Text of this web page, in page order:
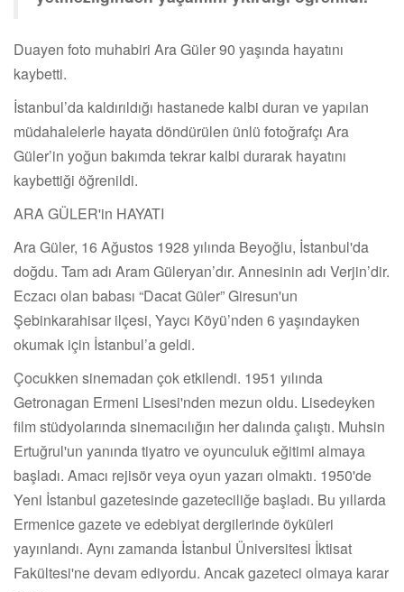
Duayen foto muhabiri Ara Güler 90 yaşında hayatını
kaybetti.
İstanbul’da kaldırıldığı hastanede kalbi duran ve yapılan
müdahalelerle hayata döndürülen ünlü fotoğrafçı Ara
Güler’in yoğun bakımda tekrar kalbi durarak hayatını
kaybettiği öğrenildi.
ARA GÜLER'in HAYATI
Ara Güler, 16 Ağustos 1928 yılında Beyoğlu, İstanbul'da
doğdu. Tam adı Aram Güleryan’dır. Annesinin adı Verjin’dir.
Eczacı olan babası “Dacat Güler” Giresun'un
Şebinkarahisar ilçesi, Yaycı Köyü’nden 6 yaşındayken
okumak için İstanbul’a geldi.
Çocukken sinemadan çok etkilendi. 1951 yılında
Getronagan Ermeni Lisesi'nden mezun oldu. Lisedeyken
film stüdyolarında sinemacılığın her dalında çalıştı. Muhsin
Ertuğrul'un yanında tiyatro ve oyunculuk eğitimi almaya
başladı. Amacı rejisör veya oyun yazarı olmaktı. 1950'de
Yeni İstanbul gazetesinde gazeteciliğe başladı. Bu yıllarda
Ermenice gazete ve edebiyat dergilerinde öyküleri
yayınlandı. Aynı zamanda İstanbul Üniversitesi İktisat
Fakültesi'ne devam ediyordu. Ancak gazeteci olmaya karar